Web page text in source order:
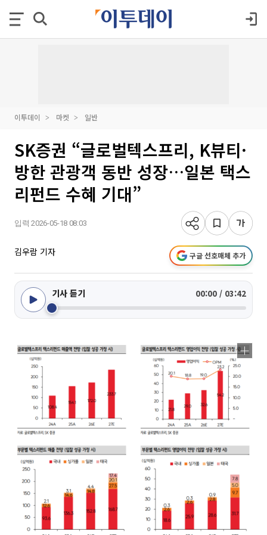
이투데이 마켓 일반
SK증권 “글로벌텍스프리, K뷰티·
방한 관광객 동반 성장…일본 택스
리펀드 수혜 기대”
입력 2026-05-18 08:03
김우람 기자 구글 선호매체 추가
기사 듣기 00:00 / 03:42